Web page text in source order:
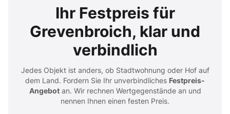
Ihr Festpreis für
Grevenbroich, klar und
verbindlich
Jedes Objekt ist anders, ob Stadtwohnung oder Hof auf
dem Land. Fordern Sie Ihr unverbindliches Festpreis-
Angebotan. Wir rechnen Wertgegenstände an und
nennen Ihnen einen festen Preis.